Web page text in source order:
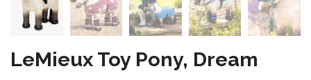
LeMieux Toy Pony, Dream